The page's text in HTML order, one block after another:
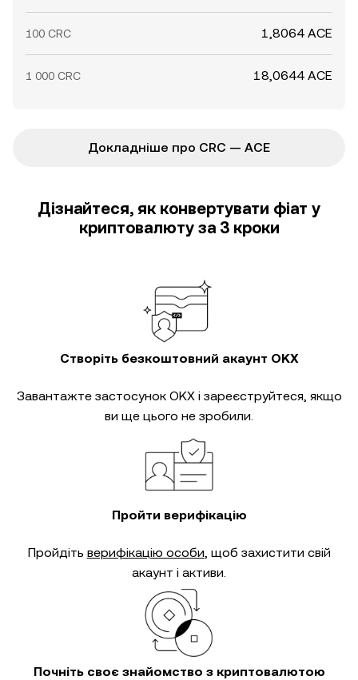
100 CRC 1,8064 ACE
1 000 CRC 18,0644 ACE
Докладніше про CRC — ACE
Дізнайтеся, як конвертувати фіат у
криптовалюту за 3 кроки
Створіть безкоштовний акаунт OKX
Завантажте застосунок OKX і зареєструйтеся, якщо
ви ще цього не зробили.
Пройти верифікацію
Пройдіть верифікацію особи, щоб захистити свій
акаунт і активи.
Почніть своє знайомство з криптовалютою